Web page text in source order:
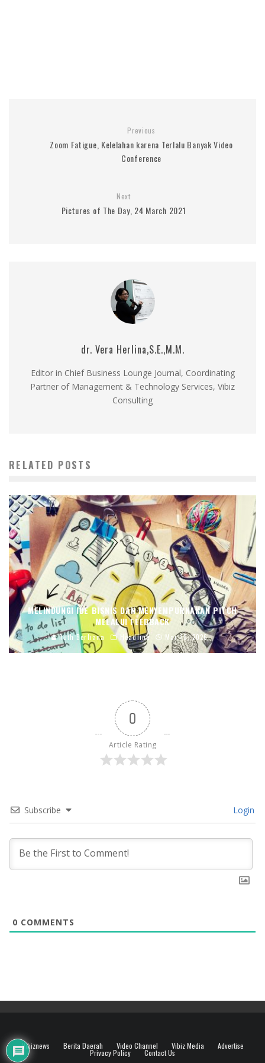
Previous
Zoom Fatigue, Kelelahan karena Terlalu Banyak Video
Conference
Next
Pictures of The Day, 24 March 2021
dr. Vera Herlina,S.E.,M.M.
Editor in Chief Business Lounge Journal, Coordinating
Partner of Management & Technology Services, Vibiz
Consulting
RELATED POSTS
MELINDUNGI IDE BISNIS DAN MENYEMPURNAKAN PITCH
MELALUI FEEDBACK
Ruth Berliana Headline Mar 10, 2026
0
Article Rating
Subscribe Login
0 COMMENTS
Vibiznews Berita Daerah Video Channel Vibiz Media Advertise
Privacy Policy Contact Us